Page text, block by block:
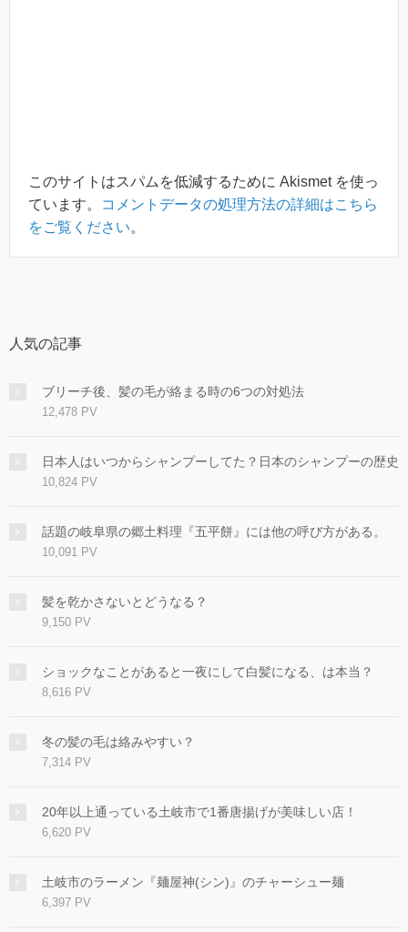
このサイトはスパムを低減するために Akismet を使っ
ています。
コメントデータの処理方法の詳細はこちら
をご覧ください。
人気の記事
ブリーチ後、髪の毛が絡まる時の6つの対処法
12,478 PV
日本人はいつからシャンプーしてた？日本のシャンプーの歴史
10,824 PV
話題の岐阜県の郷土料理『五平餅』には他の呼び方がある。
10,091 PV
髪を乾かさないとどうなる？
9,150 PV
ショックなことがあると一夜にして白髪になる、は本当？
8,616 PV
冬の髪の毛は絡みやすい？
7,314 PV
20年以上通っている土岐市で1番唐揚げが美味しい店！
6,620 PV
土岐市のラーメン『麺屋神(シン)』のチャーシュー麺
6,397 PV